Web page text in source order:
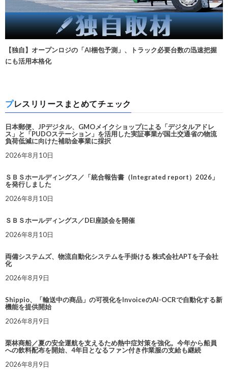
【独自】オープンロジの「AI梱包予測」、トラック必要台数の迅速把握
にも活用本格化
プレスリリースまとめてチェック
日本郵便、JPデジタル、GMOメイクショップによる「デジタルアドレ
ス」と「PUDOステーション」を活用した実証事業が国土交通省の物流
負荷低減に向けた補助金事業に採択
2026年8月10日
ＳＢＳホールディングス／「統合報告書（Integrated report）2026」
を発行しました
2026年8月10日
ＳＢＳホールディングス／DEI座談会を開催
2026年8月10日
両備システムズ、物流自動化システムを手掛ける 株式会社APTを子会社
化
2026年8月9日
Shippio、「輸送中の商品」の可視化をInvoiceのAI-OCRで自動化する新
機能を提供開始
2026年8月9日
栗林商船／夏の安全運航を支えるため熱中症対策を強化。今年から船員
への飲料配布を開始、4年目となるファン付き作業服の支給も継続
2026年8月9日